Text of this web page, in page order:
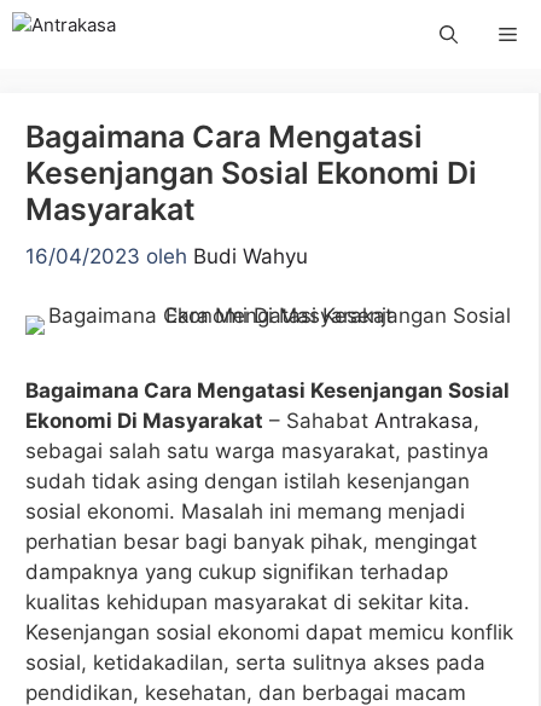
Langsung
Bagaimana Cara Mengatasi
Kesenjangan Sosial Ekonomi Di
Masyarakat
16/04/2023 oleh Budi Wahyu
Bagaimana Cara Mengatasi Kesenjangan Sosial
Ekonomi Di Masyarakat – Sahabat Antrakasa,
sebagai salah satu warga masyarakat, pastinya
sudah tidak asing dengan istilah kesenjangan
sosial ekonomi. Masalah ini memang menjadi
perhatian besar bagi banyak pihak, mengingat
dampaknya yang cukup signifikan terhadap
kualitas kehidupan masyarakat di sekitar kita.
Kesenjangan sosial ekonomi dapat memicu konflik
sosial, ketidakadilan, serta sulitnya akses pada
pendidikan, kesehatan, dan berbagai macam